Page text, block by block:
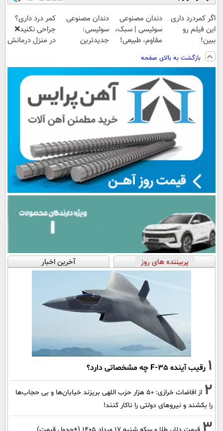
اگر کمردرد داری
این فیلم رو
ببین!
◗پرسش‌نامه رو
پر کن◖
دندان مصنوعی
سوئیسی | سبک،
مقاوم، طبیعی!
رایگان+پرداخت
اقساطی😍
دندان مصنوعی
سوئیسی:
جدیدترین
پرداخت قسطی
کمر درد داری؟
جراحی نکنید❌
در منزل درمانش
بازگشت به بالای صفحه
پربیننده های روز آخرین اخبار
1 رقیب آینده F-35 چه مشخصاتی دارد؟
2
از افاضات خرازی: ۵۰ هزار حزب اللهی بریزند خیابان‌ها و بی حجاب‌ها
را بکشند و نیرو‌های دولتی را ناکار کنند!